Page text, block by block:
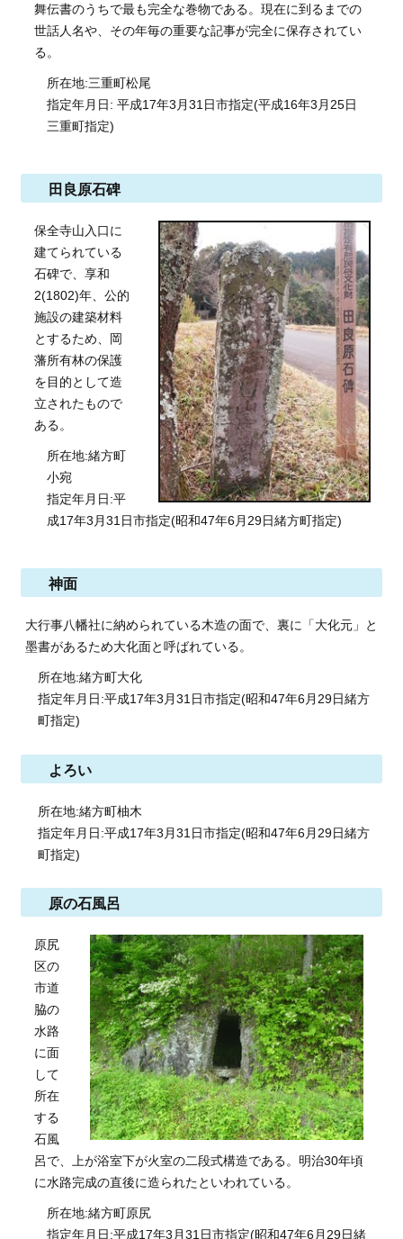
舞伝書のうちで最も完全な巻物である。現在に到るまでの
世話人名や、その年毎の重要な記事が完全に保存されてい
る。
所在地:三重町松尾
指定年月日: 平成17年3月31日市指定(平成16年3月25日
三重町指定)
田良原石碑
保全寺山入口に
建てられている
石碑で、享和
2(1802)年、公的
施設の建築材料
とするため、岡
藩所有林の保護
を目的として造
立されたもので
ある。
所在地:緒方町
小宛
指定年月日:平
成17年3月31日市指定(昭和47年6月29日緒方町指定)
神面
大行事八幡社に納められている木造の面で、裏に「大化元」と
墨書があるため大化面と呼ばれている。
所在地:緒方町大化
指定年月日:平成17年3月31日市指定(昭和47年6月29日緒方
町指定)
よろい
所在地:緒方町柚木
指定年月日:平成17年3月31日市指定(昭和47年6月29日緒方
町指定)
原の石風呂
原尻
区の
市道
脇の
水路
に面
して
所在
する
石風
呂で、上が浴室下が火室の二段式構造である。明治30年頃
に水路完成の直後に造られたといわれている。
所在地:緒方町原尻
指定年月日:平成17年3月31日市指定(昭和47年6月29日緒